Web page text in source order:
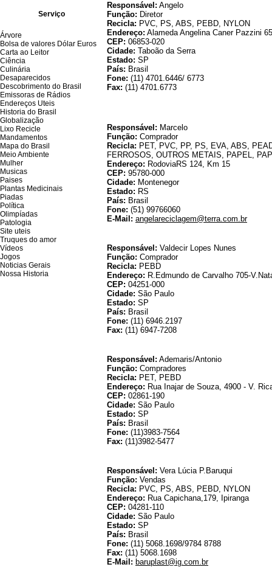
Serviço
Árvore
Bolsa de valores Dólar Euros
Carta ao Leitor
Ciência
Culinária
Desaparecidos
Descobrimento do Brasil
Emissoras de Rádios
Endereços Uteis
Historia do Brasil
Globalização
Lixo Recicle
Mandamentos
Mapa do Brasil
Meio Ambiente
Mulher
Musicas
Paises
Plantas Medicinais
Piadas
Política
Olimpíadas
Patologia
Site uteis
Truques do amor
Vídeos
Jogos
Noticias Gerais
Nossa Historia
Responsável: Angelo
Função: Diretor
Recicla: PVC, PS, ABS, PEBD, NYLON
Endereço: Alameda Angelina Caner Pazzini 65
CEP: 06853-020
Cidade: Taboão da Serra
Estado: SP
País: Brasil
Fone: (11) 4701.6446/ 6773
Fax: (11) 4701.6773
Responsável: Marcelo
Função: Comprador
Recicla: PET, PVC, PP, PS, EVA, ABS,
FERROSOS, OUTROS METAIS, PAPEL,
Endereço: RodoviaRS 124, Km 15
CEP: 95780-000
Cidade: Montenegor
Estado: RS
País: Brasil
Fone: (51) 99766060
E-Mail: angelareciclagem@terra.com.br
Responsável: Valdecir Lopes Nunes
Função: Comprador
Recicla: PEBD
Endereço: R.Edmundo de Carvalho 705-
CEP: 04251-000
Cidade: São Paulo
Estado: SP
País: Brasil
Fone: (11) 6946.2197
Fax: (11) 6947-7208
Responsável: Ademaris/Antonio
Função: Compradores
Recicla: PET, PEBD
Endereço: Rua Inajar de Souza, 4900 - V.
CEP: 02861-190
Cidade: São Paulo
Estado: SP
País: Brasil
Fone: (11)3983-7564
Fax: (11)3982-5477
Responsável: Vera Lúcia P.Baruqui
Função: Vendas
Recicla: PVC, PS, ABS, PEBD, NYLON
Endereço: Rua Capichana,179, Ipiranga
CEP: 04281-110
Cidade: São Paulo
Estado: SP
País: Brasil
Fone: (11) 5068.1698/9784 8788
Fax: (11) 5068.1698
E-Mail: baruplast@ig.com.br